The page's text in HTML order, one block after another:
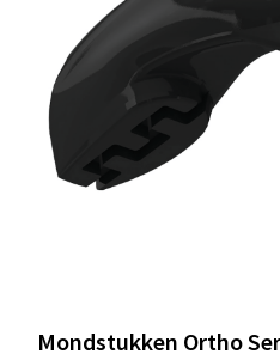
Mondstukken Ortho